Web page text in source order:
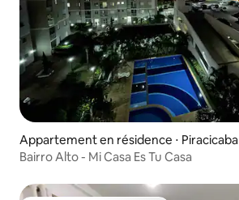
Appartement en résidence ⋅ Piracicaba
Bairro Alto - Mi Casa Es Tu Casa